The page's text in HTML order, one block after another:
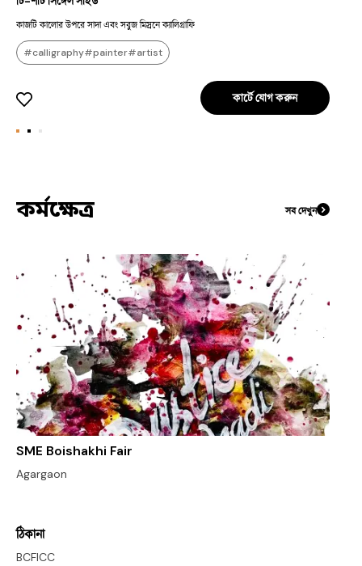
কাজটি কালোর উপরে সাদা এবং সবুজ মিস্রনে ক্যালিগ্রাফি
#calligraphy#painter#artist
কার্টে যোগ করুন
কর্মক্ষেত্র সব দেখুন
SME Boishakhi Fair
Agargaon
ঠিকানা
BCFICC